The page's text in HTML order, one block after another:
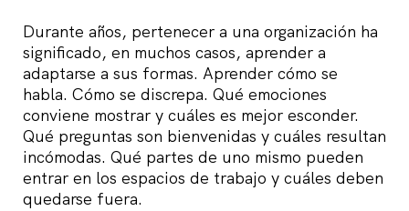
Durante años, pertenecer a una organización ha
significado, en muchos casos, aprender a
adaptarse a sus formas. Aprender cómo se
habla. Cómo se discrepa. Qué emociones
conviene mostrar y cuáles es mejor esconder.
Qué preguntas son bienvenidas y cuáles resultan
incómodas. Qué partes de uno mismo pueden
entrar en los espacios de trabajo y cuáles deben
quedarse fuera.